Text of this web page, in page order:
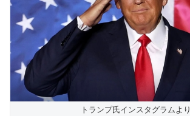
トランプ氏インスタグラムより